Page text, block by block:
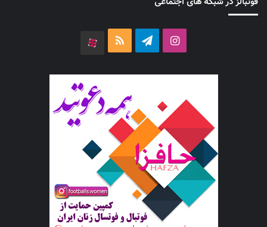
اینستاگرامتلگرام خوراک